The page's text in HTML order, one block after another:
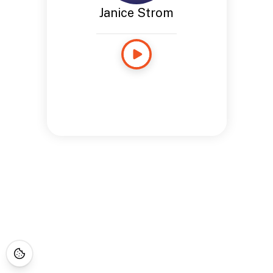
Janice Strom